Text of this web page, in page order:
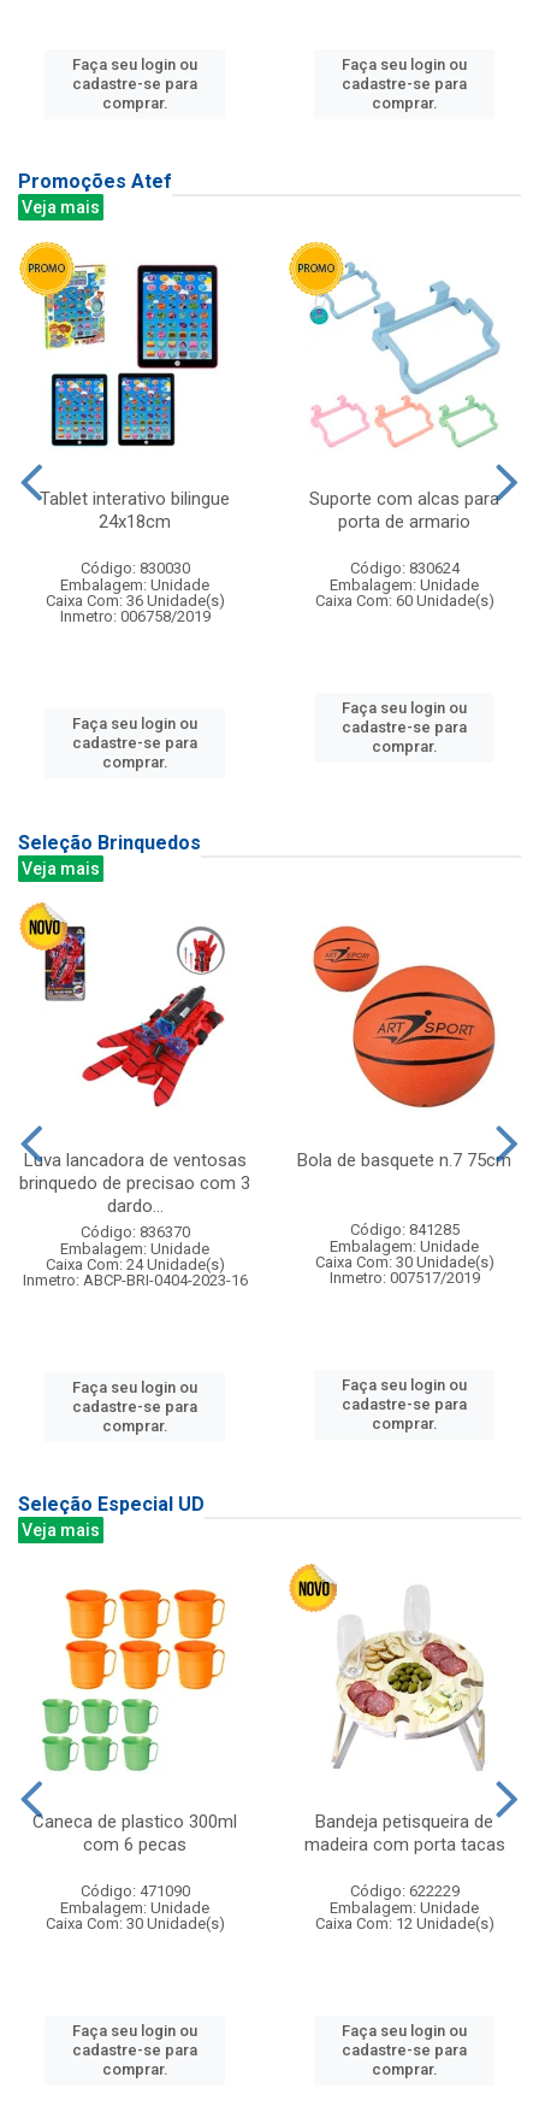
Faça seu login ou
cadastre-se para
comprar.
Faça seu login ou
cadastre-se para
comprar.
Promoções Atef
Veja mais
Tablet interativo bilingue
24x18cm
Código: 830030
Embalagem: Unidade
Caixa Com: 36 Unidade(s)
Inmetro: 006758/2019
Faça seu login ou
cadastre-se para
comprar.
Suporte com alcas para
porta de armario
Código: 830624
Embalagem: Unidade
Caixa Com: 60 Unidade(s)
Faça seu login ou
cadastre-se para
comprar.
Seleção Brinquedos
Veja mais
Luva lancadora de ventosas
brinquedo de precisao com 3
dardo...
Código: 836370
Embalagem: Unidade
Caixa Com: 24 Unidade(s)
Inmetro: ABCP-BRI-0404-2023-16
Faça seu login ou
cadastre-se para
comprar.
Bola de basquete n.7 75cm
Código: 841285
Embalagem: Unidade
Caixa Com: 30 Unidade(s)
Inmetro: 007517/2019
Faça seu login ou
cadastre-se para
comprar.
Seleção Especial UD
Veja mais
Caneca de plastico 300ml
com 6 pecas
Código: 471090
Embalagem: Unidade
Caixa Com: 30 Unidade(s)
Faça seu login ou
cadastre-se para
comprar.
Bandeja petisqueira de
madeira com porta tacas
Código: 622229
Embalagem: Unidade
Caixa Com: 12 Unidade(s)
Faça seu login ou
cadastre-se para
comprar.